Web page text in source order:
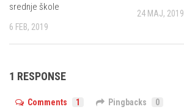
srednje škole
6 FEB, 2019
24 MAJ, 2019
1 RESPONSE
Comments 1 Pingbacks 0